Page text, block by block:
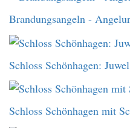
Brandungsangeln -
Schloss Schönhagen:
Schloss Schönhagen mit